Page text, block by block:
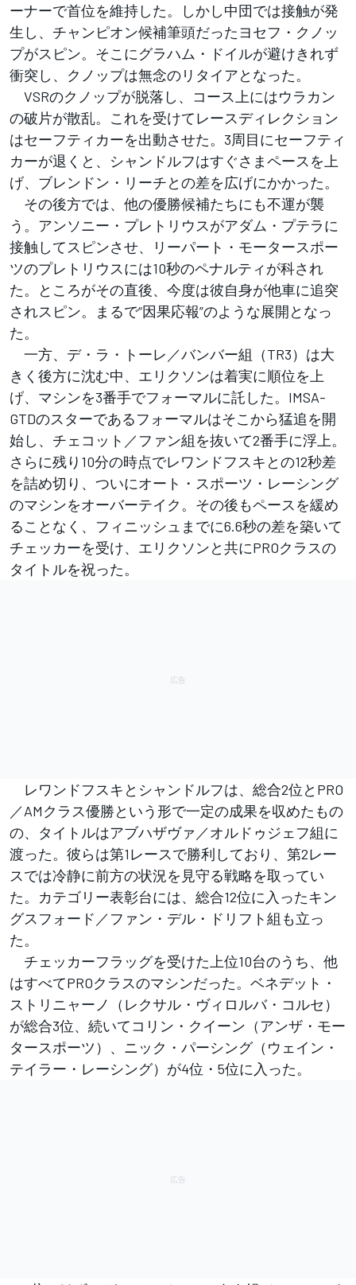
ーナーで首位を維持した。しかし中団では接触が発
生し、チャンピオン候補筆頭だったヨセフ・クノッ
プがスピン。そこにグラハム・ドイルが避けきれず
衝突し、クノップは無念のリタイアとなった。
VSRのクノップが脱落し、コース上にはウラカン
の破片が散乱。これを受けてレースディレクション
はセーフティカーを出動させた。3周目にセーフティ
カーが退くと、シャンドルフはすぐさまペースを上
げ、ブレンドン・リーチとの差を広げにかかった。
その後方では、他の優勝候補たちにも不運が襲
う。アンソニー・プレトリウスがアダム・プテラに
接触してスピンさせ、リーパート・モータースポー
ツのプレトリウスには10秒のペナルティが科され
た。ところがその直後、今度は彼自身が他車に追突
されスピン。まるで“因果応報”のような展開となっ
た。
一方、デ・ラ・トーレ／バンバー組（TR3）は大
きく後方に沈む中、エリクソンは着実に順位を上
げ、マシンを3番手でフォーマルに託した。IMSA-
GTDのスターであるフォーマルはそこから猛追を開
始し、チェコット／ファン組を抜いて2番手に浮上。
さらに残り10分の時点でレワンドフスキとの12秒差
を詰め切り、ついにオート・スポーツ・レーシング
のマシンをオーバーテイク。その後もペースを緩め
ることなく、フィニッシュまでに6.6秒の差を築いて
チェッカーを受け、エリクソンと共にPROクラスの
タイトルを祝った。
レワンドフスキとシャンドルフは、総合2位とPRO
／AMクラス優勝という形で一定の成果を収めたもの
の、タイトルはアブハザヴァ／オルドゥジェフ組に
渡った。彼らは第1レースで勝利しており、第2レー
スでは冷静に前方の状況を見守る戦略を取ってい
た。カテゴリー表彰台には、総合12位に入ったキン
グスフォード／ファン・デル・ドリフト組も立っ
た。
チェッカーフラッグを受けた上位10台のうち、他
はすべてPROクラスのマシンだった。ベネデット・
ストリニャーノ（レクサル・ヴィロルバ・コルセ）
が総合3位、続いてコリン・クイーン（アンザ・モー
タースポーツ）、ニック・パーシング（ウェイン・
テイラー・レーシング）が4位・5位に入った。